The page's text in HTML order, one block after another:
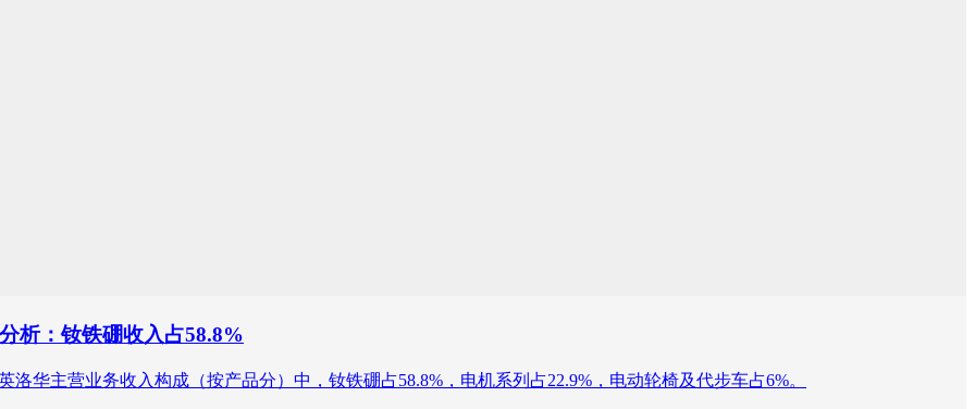
析：钕铁硼收入占58.8%
洛华主营业务收入构成（按产品分）中，钕铁硼占58.8%，电机系列占22.9%，电动轮椅及代步车占6%。